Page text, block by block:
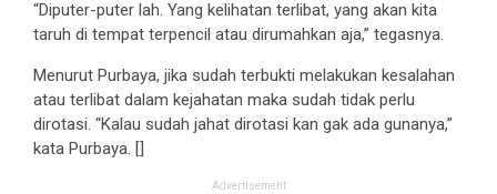
“Diputer-puter lah. Yang kelihatan terlibat, yang akan kita
taruh di tempat terpencil atau dirumahkan aja,” tegasnya.
Menurut Purbaya, jika sudah terbukti melakukan kesalahan
atau terlibat dalam kejahatan maka sudah tidak perlu
dirotasi. “Kalau sudah jahat dirotasi kan gak ada gunanya,”
kata Purbaya. []
Advertisement